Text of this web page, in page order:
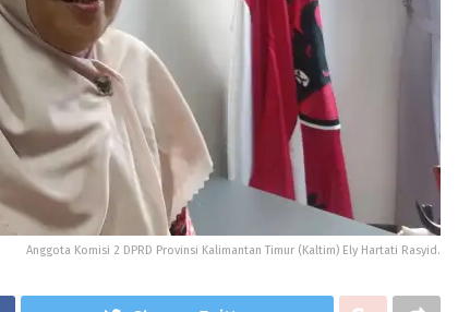
Anggota Komisi 2 DPRD Provinsi Kalimantan Timur (Kaltim) Ely Hartati Rasyid.